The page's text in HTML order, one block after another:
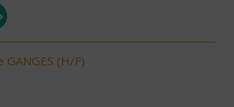
GANGES (H/F)